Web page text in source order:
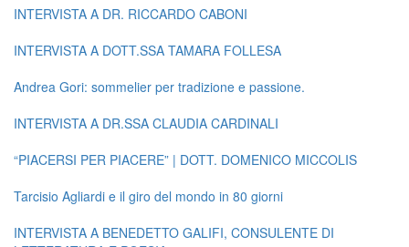
INTERVISTA A DR. RICCARDO CABONI
INTERVISTA A DOTT.SSA TAMARA FOLLESA
Andrea Gori: sommelier per tradizione e passione.
INTERVISTA A DR.SSA CLAUDIA CARDINALI
“PIACERSI PER PIACERE” | DOTT. DOMENICO MICCOLIS
Tarcisio Agliardi e il giro del mondo in 80 giorni
INTERVISTA A BENEDETTO GALIFI, CONSULENTE DI